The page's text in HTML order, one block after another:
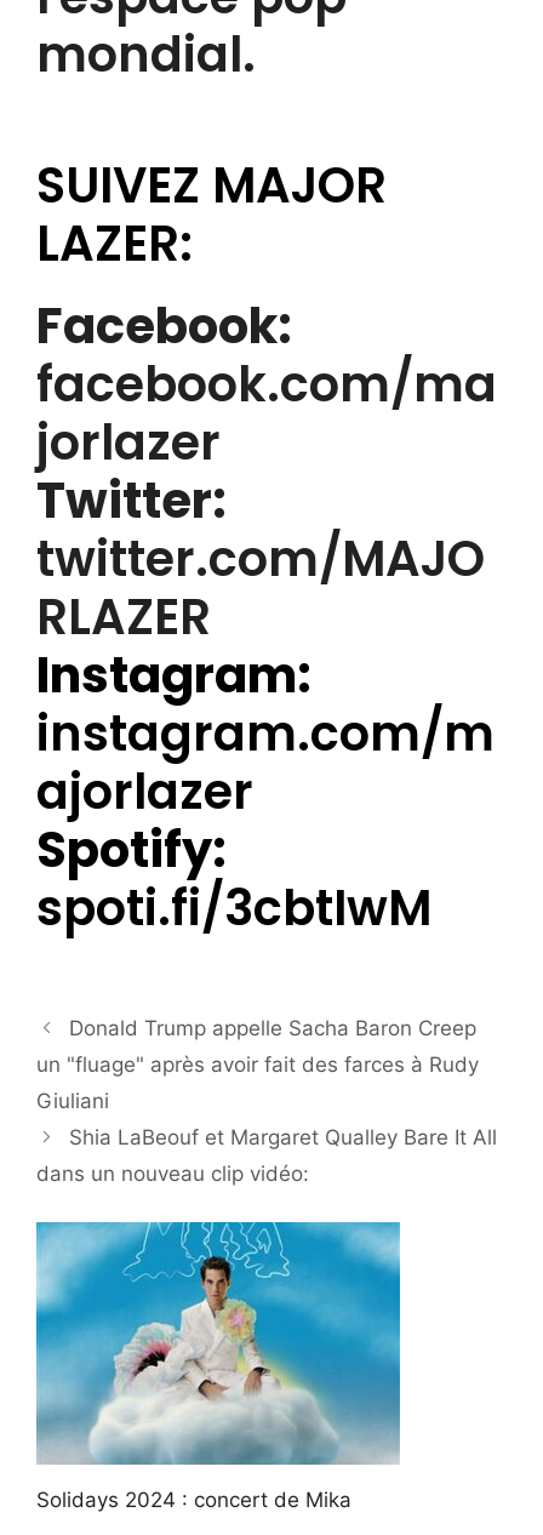
mondial.
SUIVEZ MAJOR
LAZER:
Facebook:
facebook.com/ma
jorlazer
Twitter:
twitter.com/MAJO
RLAZER
Instagram:
instagram.com/m
ajorlazer
Spotify:
spoti.fi/3cbtIwM
Donald Trump appelle Sacha Baron Creep
un "fluage" après avoir fait des farces à Rudy
Giuliani
Shia LaBeouf et Margaret Qualley Bare It All
dans un nouveau clip vidéo:
Solidays 2024 : concert de Mika